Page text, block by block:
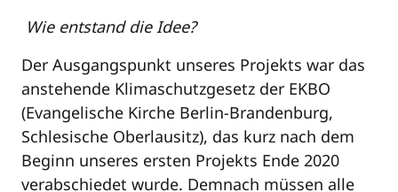
Wie entstand die Idee?
Der Ausgangspunkt unseres Projekts war das
anstehende Klimaschutzgesetz der EKBO
(Evangelische Kirche Berlin-Brandenburg,
Schlesische Oberlausitz), das kurz nach dem
Beginn unseres ersten Projekts Ende 2020
verabschiedet wurde. Demnach müssen alle